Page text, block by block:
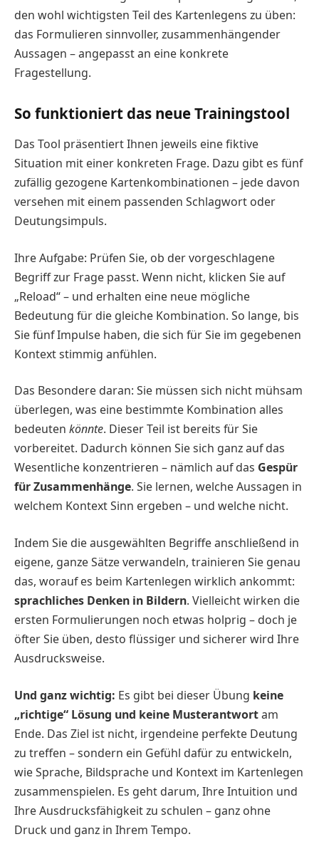
den wohl wichtigsten Teil des Kartenlegens zu üben:
das Formulieren sinnvoller, zusammenhängender
Aussagen – angepasst an eine konkrete
Fragestellung.
So funktioniert das neue Trainingstool
Das Tool präsentiert Ihnen jeweils eine fiktive
Situation mit einer konkreten Frage. Dazu gibt es fünf
zufällig gezogene Kartenkombinationen – jede davon
versehen mit einem passenden Schlagwort oder
Deutungsimpuls.
Ihre Aufgabe: Prüfen Sie, ob der vorgeschlagene
Begriff zur Frage passt. Wenn nicht, klicken Sie auf
„Reload“ – und erhalten eine neue mögliche
Bedeutung für die gleiche Kombination. So lange, bis
Sie fünf Impulse haben, die sich für Sie im gegebenen
Kontext stimmig anfühlen.
Das Besondere daran: Sie müssen sich nicht mühsam
überlegen, was eine bestimmte Kombination alles
bedeuten könnte. Dieser Teil ist bereits für Sie
vorbereitet. Dadurch können Sie sich ganz auf das
Wesentliche konzentrieren – nämlich auf das Gespür
für Zusammenhänge. Sie lernen, welche Aussagen in
welchem Kontext Sinn ergeben – und welche nicht.
Indem Sie die ausgewählten Begriffe anschließend in
eigene, ganze Sätze verwandeln, trainieren Sie genau
das, worauf es beim Kartenlegen wirklich ankommt:
sprachliches Denken in Bildern. Vielleicht wirken die
ersten Formulierungen noch etwas holprig – doch je
öfter Sie üben, desto flüssiger und sicherer wird Ihre
Ausdrucksweise.
Und ganz wichtig: Es gibt bei dieser Übung keine
„richtige“ Lösung und keine Musterantwortam
Ende. Das Ziel ist nicht, irgendeine perfekte Deutung
zu treffen – sondern ein Gefühl dafür zu entwickeln,
wie Sprache, Bildsprache und Kontext im Kartenlegen
zusammenspielen. Es geht darum, Ihre Intuition und
Ihre Ausdrucksfähigkeit zu schulen – ganz ohne
Druck und ganz in Ihrem Tempo.